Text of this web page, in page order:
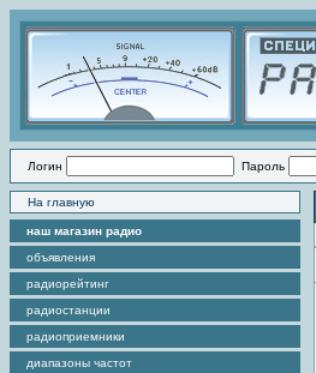
Логин Пароль
На главную
наш магазин радио
объявления
радиорейтинг
радиостанции
радиоприемники
диапазоны частот